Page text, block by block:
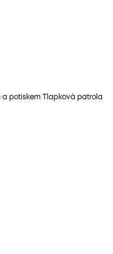
potiskem Tlapková patrola